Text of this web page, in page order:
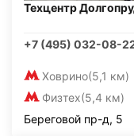
Техцентр
+7 (495) 032-08-
Ховрино(5,1 км)
Физтех(5,4 км)
Береговой пр-д, 5